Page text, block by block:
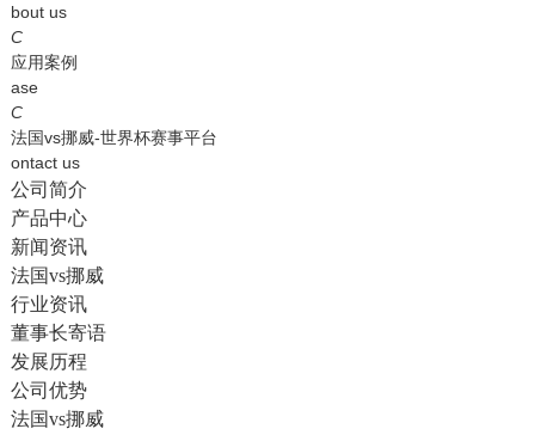
法国vs挪威-世界杯赛事平台
bout us
C
应用案例
ase
C
法国vs挪威-世界杯赛事平台
ontact us
公司简介
产品中心
新闻资讯
法国vs挪威
行业资讯
董事长寄语
发展历程
公司优势
法国vs挪威